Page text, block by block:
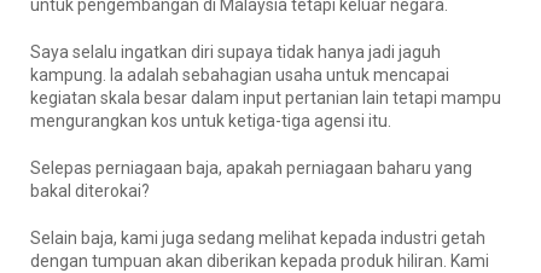
untuk pengembangan di Malaysia tetapi keluar negara.
Saya selalu ingatkan diri supaya tidak hanya jadi jaguh
kampung. Ia adalah sebahagian usaha untuk mencapai
kegiatan skala besar dalam input pertanian lain tetapi mampu
mengurangkan kos untuk ketiga-tiga agensi itu.
Selepas perniagaan baja, apakah perniagaan baharu yang
bakal diterokai?
Selain baja, kami juga sedang melihat kepada industri getah
dengan tumpuan akan diberikan kepada produk hiliran. Kami